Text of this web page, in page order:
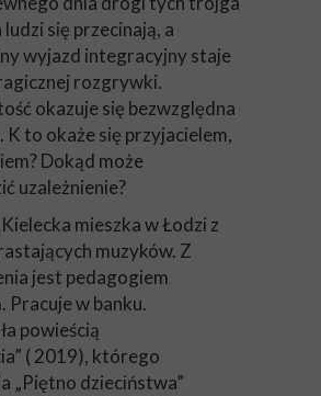
się przecinają, a
wyjazd integracyjny staje
rozgrywki.
okazuje się bezwzględna
K to okaże się przyjacielem,
Dokąd może
uzależnienie?
mieszka w Łodzi z
muzyków. Z
jest pedagogiem
Pracuje w banku.
powieścią
( 2019), którego
„Piętno dzieciństwa”